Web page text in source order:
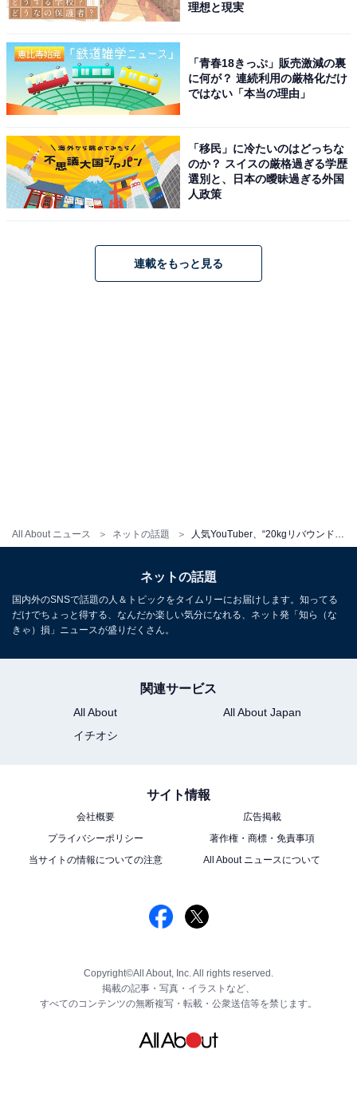
All About ニュース ネットの話題
理想と現実
「青春18きっぷ」販売激減の裏
に何が？ 連続利用の厳格化だけ
ではない「本当の理由」
「移民」に冷たいのはどっちな
のか？ スイスの厳格過ぎる学歴
選別と、日本の曖昧過ぎる外国
人政策
連載をもっと見る
ネットの話題
国内外のSNSで話題の人＆トピックをタイムリーにお届けします。知ってる
だけでちょっと得する、なんだか楽しい気分になれる、ネット発「知ら（な
きゃ）損」ニュースが盛りだくさん。
関連サービス
All About
All About Japan
イチオシ
サイト情報
会社概要
広告掲載
プライバシーポリシー
著作権・商標・免責事項
当サイトの情報についての注意
All About ニュースについて
Copyright©All About, Inc. All rights reserved.
掲載の記事・写真・イラストなど、
すべてのコンテンツの無断複写・転載・公衆送信等を禁じます。